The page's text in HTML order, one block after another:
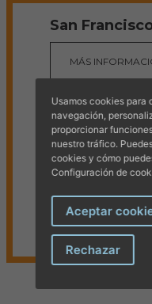
MÁS INFORMACIÓN
Especialización
Espectáculos
MÁS INFORMACIÓN
Inteligencia
San
MÁS
Asamblea
MÁS
Usamos cookies para
navegación,
proporcionar
nuestro tráfico.
cookies y cómo
Configuración de
Aceptar
Rechazar